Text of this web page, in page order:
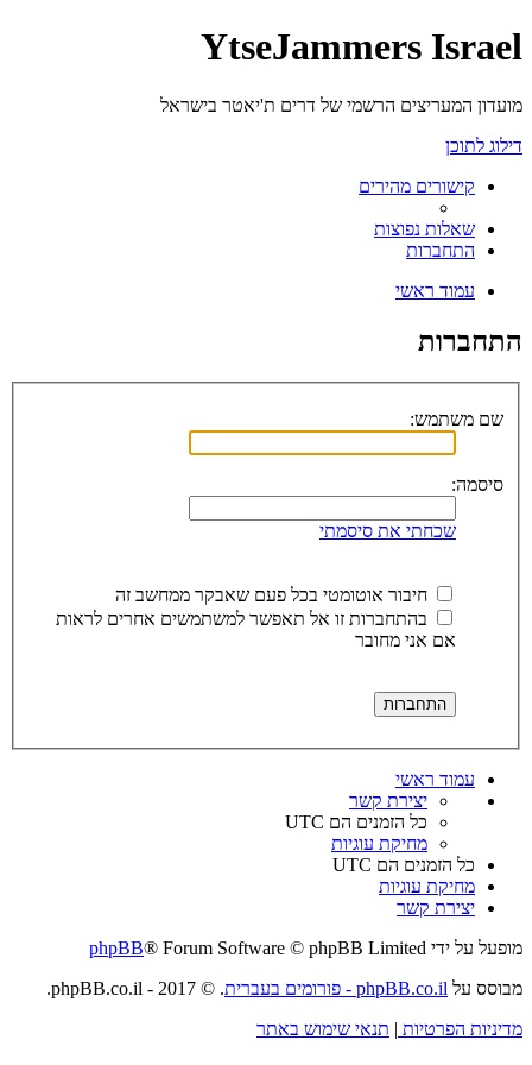
YtseJammers Israel
מועדון המעריצים הרשמי של דרים ת'יאטר בישראל
דילוג לתוכן
קישורים מהירים
שאלות נפוצות
התחברות
עמוד ראשי
התחברות
שם משתמש:
סיסמה:
שכחתי את סיסמתי
חיבור אוטומטי בכל פעם שאבקר ממחשב זה
בהתחברות זו אל תאפשר למשתמשים אחרים לראות
אם אני מחובר
עמוד ראשי
יצירת קשר
כל הזמנים הם UTC
מחיקת עוגיות
כל הזמנים הם UTC
מחיקת עוגיות
יצירת קשר
מופעל על ידי
phpBB® Forum Software © phpBB Limited
מבוסס על phpBB.co.il - פורומים בעברית
. © 2017 - phpBB.co.il.
מדיניות הפרטיות | תנאי שימוש באתר